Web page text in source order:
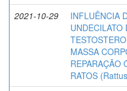
2021-10-29
INFLUÊNCIA
UNDECILATO
MASSA
REPARAÇÃO
RATOS